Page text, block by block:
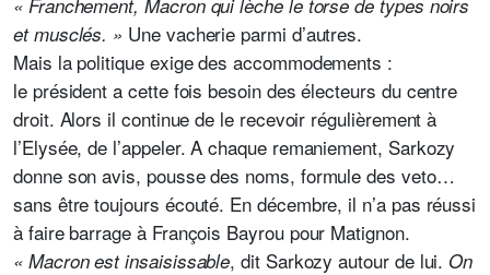
« Franchement, Macron qui lèche le torse de types noirs
et musclés. » Une vacherie parmi d’autres.
Mais la politique exige des accommodements :
le président a cette fois besoin des électeurs du centre
droit. Alors il continue de le recevoir régulièrement à
l’Elysée, de l’appeler. A chaque remaniement, Sarkozy
donne son avis, pousse des noms, formule des veto…
sans être toujours écouté. En décembre, il n’a pas réussi
à faire barrage à François Bayrou pour Matignon.
« Macron est insaisissable, dit Sarkozy autour de lui. On